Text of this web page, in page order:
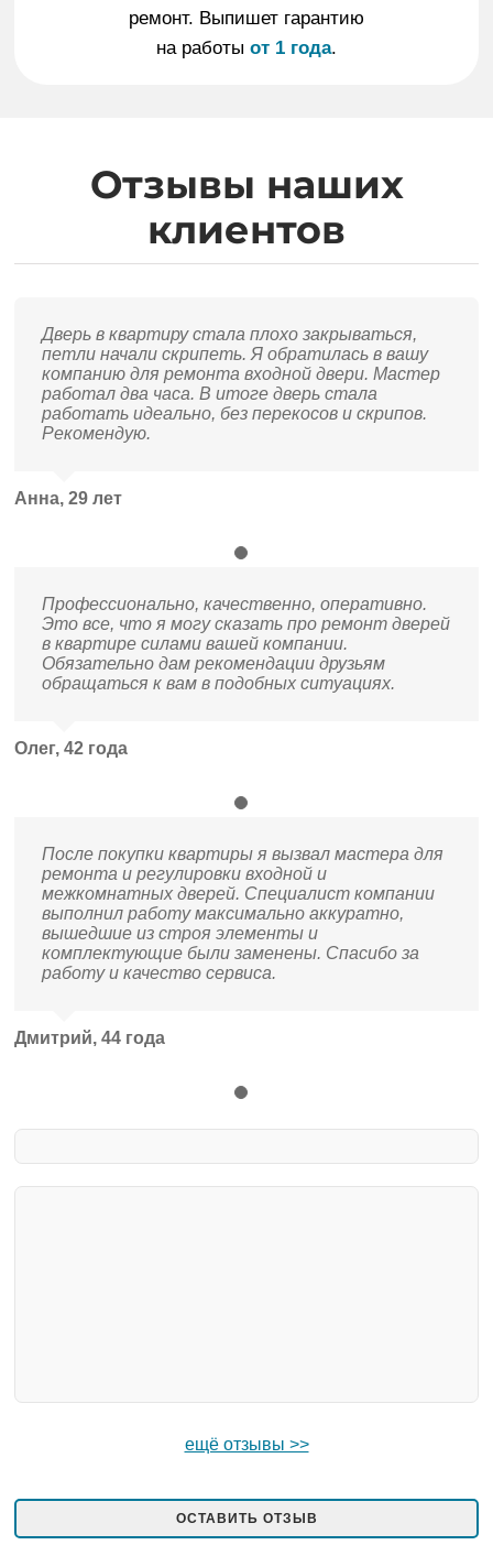
ремонт. Выпишет гарантию
на работы от 1 года.
Отзывы наших
клиентов
Дверь в квартиру стала плохо закрываться,
петли начали скрипеть. Я обратилась в вашу
компанию для ремонта входной двери. Мастер
работал два часа. В итоге дверь стала
работать идеально, без перекосов и скрипов.
Рекомендую.
Анна, 29 лет
Профессионально, качественно, оперативно.
Это все, что я могу сказать про ремонт дверей
в квартире силами вашей компании.
Обязательно дам рекомендации друзьям
обращаться к вам в подобных ситуациях.
Олег, 42 года
После покупки квартиры я вызвал мастера для
ремонта и регулировки входной и
межкомнатных дверей. Специалист компании
выполнил работу максимально аккуратно,
вышедшие из строя элементы и
комплектующие были заменены. Спасибо за
работу и качество сервиса.
Дмитрий, 44 года
ещё отзывы >>
ОСТАВИТЬ ОТЗЫВ